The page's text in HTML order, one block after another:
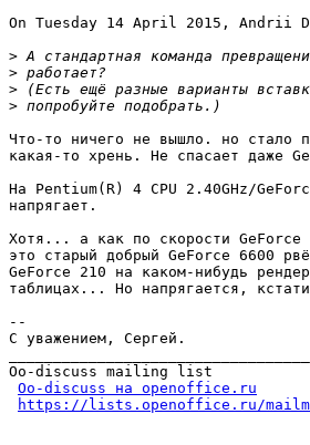
On Tuesday 14 April 2015, Andrii
>
>
>
>
Что-то ничего не вышло. но стало
какая-то хрень. Не спасает даже
На Pentium(R) 4 CPU 2.40GHz/
напрягает.
Хотя... а как по скорости GeForce
это старый добрый GeForce 6600
GeForce 210 на каком-нибудь
таблицах... Но напрягается,
--
С уважением, Сергей.
Oo-discuss mailing list
Oo-discuss на openoffice.ru
https://lists.openoffice.ru/